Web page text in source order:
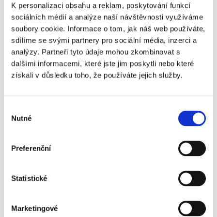
K personalizaci obsahu a reklam, poskytování funkcí
sociálních médií a analýze naší návštěvnosti využíváme
soubory cookie. Informace o tom, jak náš web používáte,
sdílíme se svými partnery pro sociální média, inzerci a
analýzy. Partneři tyto údaje mohou zkombinovat s
dalšími informacemi, které jste jim poskytli nebo které
získali v důsledku toho, že používáte jejich služby.
souhlasu
Nutné
Preferenční
Statistické
Marketingové
Řidič/-ka?
Návoz automobilů do haly na finální
kontrolu.
Lepení plachet proti poškrábání na
kapotu a na střechu.
Lehká a čistá práce.
Dobrý zrak a zdravotní stav.
řidičem